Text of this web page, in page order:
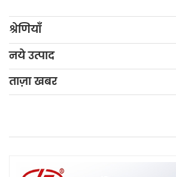
श्रेणियाँ
नये उत्पाद
ताज़ा खबर